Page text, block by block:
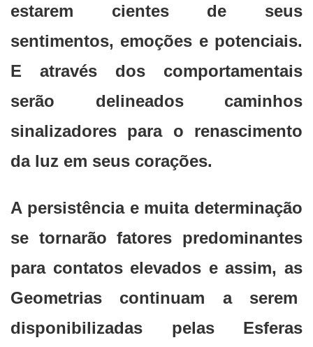
estarem cientes de seus
sentimentos, emoções e potenciais.
E através dos comportamentais
serão delineados caminhos
sinalizadores para o renascimento
da luz em seus corações.
A persistência e muita determinação
se tornarão fatores predominantes
para contatos elevados e assim, as
Geometrias continuam a serem
disponibilizadas pelas Esferas